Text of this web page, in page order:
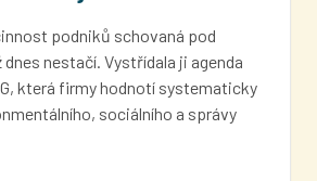
podniků schovaná pod
dnes nestačí. Vystřídala ji agenda
která firmy hodnotí systematicky
sociálního a správy